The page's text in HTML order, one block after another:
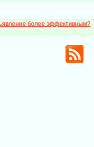
более эффективным?